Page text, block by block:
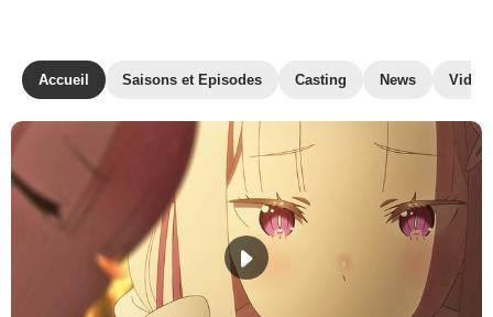
Accueil Saisons et Episodes Casting News